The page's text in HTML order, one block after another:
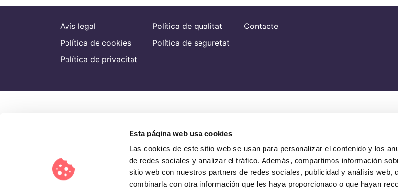
Esta página web usa cookies
Las cookies de este sitio web se usan para personalizar el contenido y los
de redes sociales y analizar el tráfico. Además, compartimos información
sitio web con nuestros partners de redes sociales, publicidad y análisis web,
combinarla con otra información que les haya proporcionado o que hayan
Avís legal
Política de cookies
Política de privacitat
Política de qualitat
Política de seguretat
Contacte